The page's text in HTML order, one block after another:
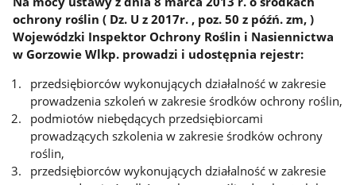
ochrony roślin ( Dz. U z 2017r. , poz. 50 z późń. zm, )
Wojewódzki Inspektor Ochrony Roślin i Nasiennictwa
w Gorzowie Wlkp. prowadzi i udostępnia rejestr:
przedsiębiorców wykonujących działalność w zakresie
prowadzenia szkoleń w zakresie środków ochrony roślin,
podmiotów niebędących przedsiębiorcami
prowadzących szkolenia w zakresie środków ochrony
roślin,
przedsiębiorców wykonujących działalność w zakresie